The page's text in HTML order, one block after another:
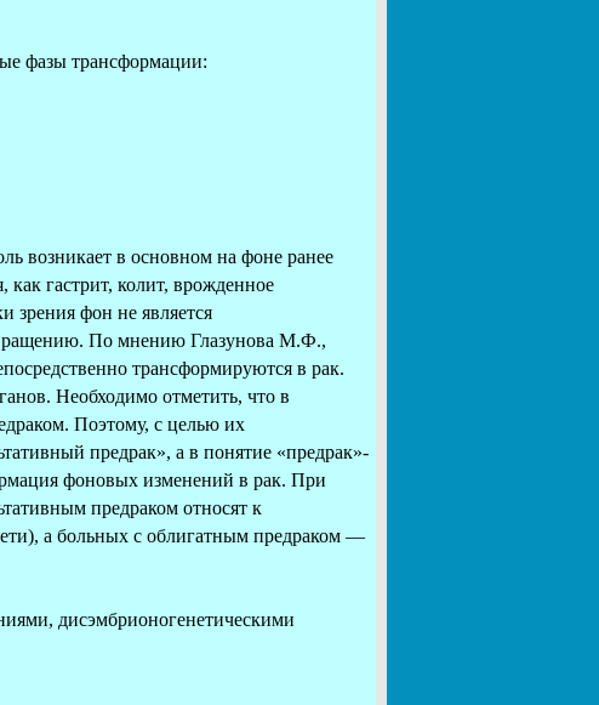
фазы трансформации:
возникает в основном на фоне ранее
гастрит, колит, врожденное
зрения фон не является
По мнению Глазунова М.Ф.,
трансформируются в рак.
Необходимо отметить, что в
Поэтому, с целью их
предрак», а в понятие «предрак»-
фоновых изменений в рак. При
предраком относят к
а больных с облигатным предраком —
дисэмбрионогенетическими